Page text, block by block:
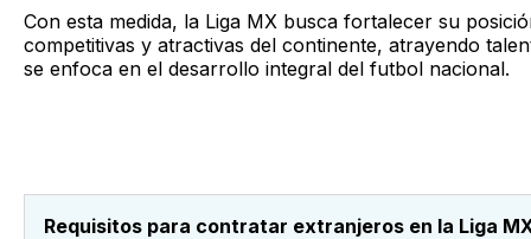
Con esta medida, la Liga MX busca fortalecer su
competitivas y atractivas del continente, atrayendo
se enfoca en el desarrollo integral del futbol nacional.
Requisitos para contratar extranjeros en la Liga